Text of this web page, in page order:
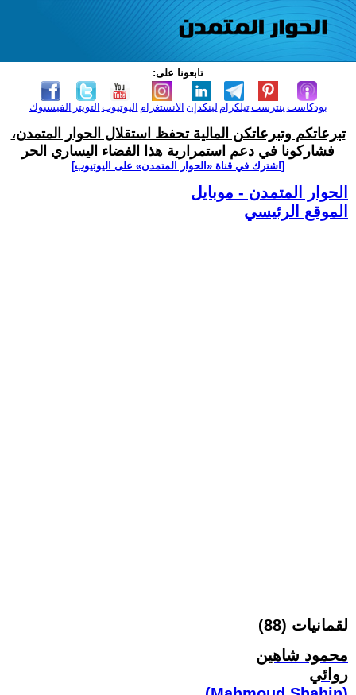
تابعونا على:
الفيسبوك التويتر اليوتيوب الانستغرام لينكدإن تيلكرامبنترست بودكاست
تبرعاتكم وتبرعاتكن المالية تحفظ استقلال الحوار المتمدن،
فشاركونا في دعم استمرارية هذا الفضاء اليساري الحر
[اشترك في قناة ‫«الحوار المتمدن» على اليوتيوب]
الحوار المتمدن - موبايل
الموقع الرئيسي
لقمانيات (88)
محمود شاهين
روائي